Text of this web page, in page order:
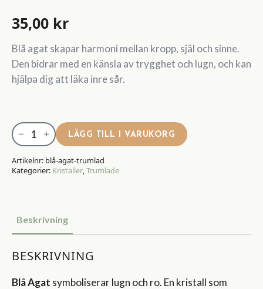
35,00 kr
Blå agat skapar harmoni mellan kropp, själ och sinne.
Den bidrar med en känsla av trygghet och lugn, och kan
hjälpa dig att läka inre sår.
Blå
Agat-
Trumlad
mängd
LÄGG TILL I VARUKORG
Artikelnr: blå-agat-trumlad
Kategorier: Kristaller Trumlade
Beskrivning
BESKRIVNING
Blå Agat symboliserar lugn och ro. En kristall som